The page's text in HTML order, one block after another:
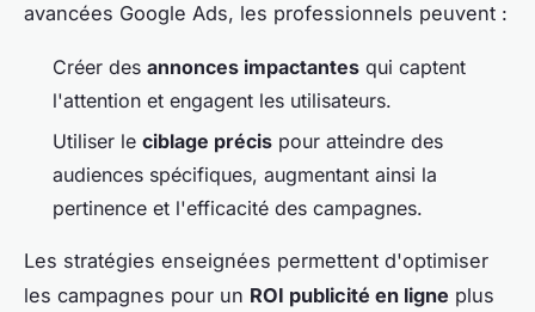
avancées Google Ads, les professionnels peuvent :
Créer des annonces impactantes qui captent
l'attention et engagent les utilisateurs.
Utiliser le ciblage précis pour atteindre des
audiences spécifiques, augmentant ainsi la
pertinence et l'efficacité des campagnes.
Les stratégies enseignées permettent d'optimiser
les campagnes pour un ROI publicité en ligne plus